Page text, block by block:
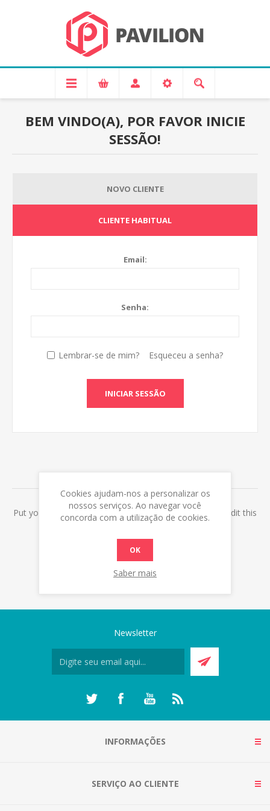
BEM VINDO(A), POR FAVOR INICIE
SESSÃO!
NOVO CLIENTE
CLIENTE HABITUAL
Email:
Senha:
Lembrar-se de mim? Esqueceu a senha?
INICIAR SESSÃO
Put your login / registration information here. You can edit this
Newsletter
INFORMAÇÕES
SERVIÇO AO CLIENTE
Cookies ajudam-nos a personalizar os
nossos serviços. Ao navegar você
concorda com a utilização de cookies.
OK
Saber mais